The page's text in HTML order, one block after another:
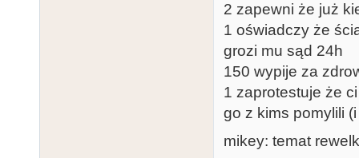
2 zapewni że już
1 oświadczy że
grozi mu sąd 24h
150 wypije za
1 zaprotestuje że
go z kims pomylili
mikey: temat